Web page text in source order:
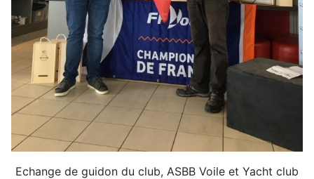
Echange de guidon du club, ASBB Voile et Yacht club